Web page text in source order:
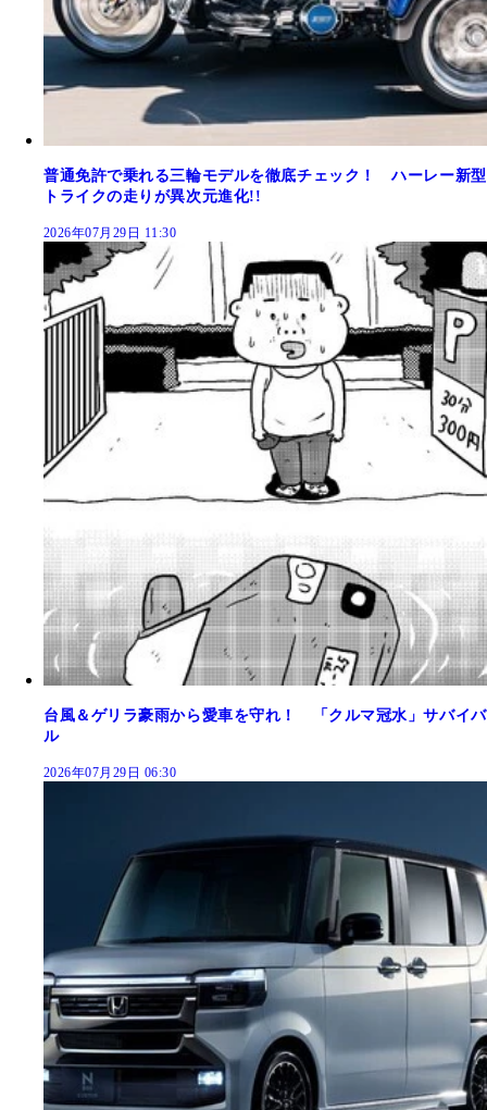
普通免許で乗れる三輪モデルを徹底チェック！ ハーレー新型
トライクの走りが異次元進化!!
2026年07月29日 11:30
台風＆ゲリラ豪雨から愛車を守れ！ 「クルマ冠水」サバイバ
ル
2026年07月29日 06:30